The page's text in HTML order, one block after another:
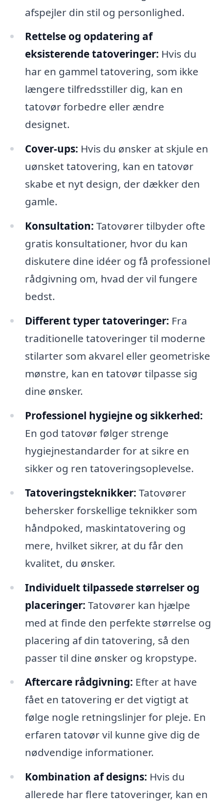
afspejler din stil og personlighed.
Rettelse og opdatering af
eksisterende tatoveringer: Hvis du
har en gammel tatovering, som ikke
længere tilfredsstiller dig, kan en
tatovør forbedre eller ændre
designet.
Cover-ups: Hvis du ønsker at skjule en
uønsket tatovering, kan en tatovør
skabe et nyt design, der dækker den
gamle.
Konsultation: Tatovører tilbyder ofte
gratis konsultationer, hvor du kan
diskutere dine idéer og få professionel
rådgivning om, hvad der vil fungere
bedst.
Different typer tatoveringer: Fra
traditionelle tatoveringer til moderne
stilarter som akvarel eller geometriske
mønstre, kan en tatovør tilpasse sig
dine ønsker.
Professionel hygiejne og sikkerhed:
En god tatovør følger strenge
hygiejnestandarder for at sikre en
sikker og ren tatoveringsoplevelse.
Tatoveringsteknikker: Tatovører
behersker forskellige teknikker som
håndpoked, maskintatovering og
mere, hvilket sikrer, at du får den
kvalitet, du ønsker.
Individuelt tilpassede størrelser og
placeringer: Tatovører kan hjælpe
med at finde den perfekte størrelse og
placering af din tatovering, så den
passer til dine ønsker og kropstype.
Aftercare rådgivning: Efter at have
fået en tatovering er det vigtigt at
følge nogle retningslinjer for pleje. En
erfaren tatovør vil kunne give dig de
nødvendige informationer.
Kombination af designs: Hvis du
allerede har flere tatoveringer, kan en